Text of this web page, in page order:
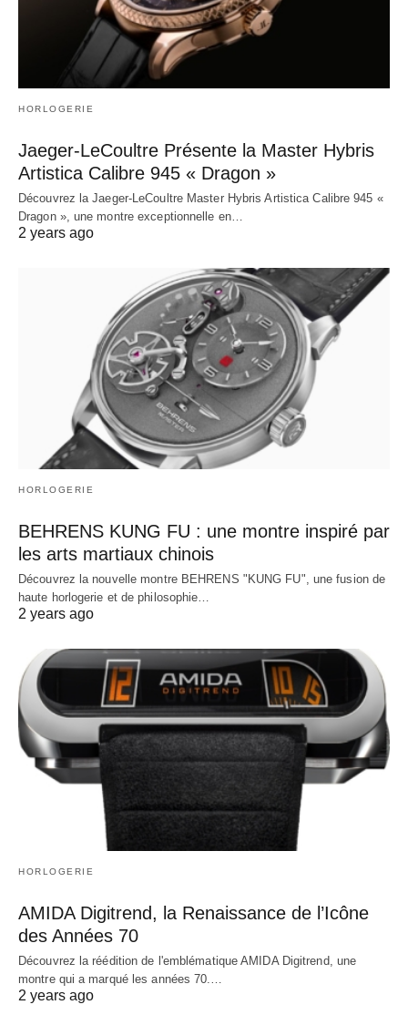
HORLOGERIE
Jaeger-LeCoultre Présente la Master Hybris
Artistica Calibre 945 « Dragon »
Découvrez la Jaeger-LeCoultre Master Hybris Artistica Calibre 945 «
Dragon », une montre exceptionnelle en…
2 years ago
HORLOGERIE
BEHRENS KUNG FU : une montre inspiré par
les arts martiaux chinois
Découvrez la nouvelle montre BEHRENS "KUNG FU", une fusion de
haute horlogerie et de philosophie…
2 years ago
HORLOGERIE
AMIDA Digitrend, la Renaissance de l’Icône
des Années 70
Découvrez la réédition de l'emblématique AMIDA Digitrend, une
montre qui a marqué les années 70.…
2 years ago